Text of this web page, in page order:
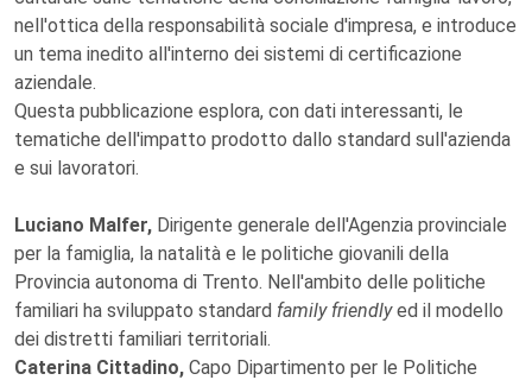
nell'ottica della responsabilità sociale d'impresa, e introduce
un tema inedito all'interno dei sistemi di certificazione
aziendale.
Questa pubblicazione esplora, con dati interessanti, le
tematiche dell'impatto prodotto dallo standard sull'azienda
e sui lavoratori.
Luciano Malfer, Dirigente generale dell'Agenzia provinciale
per la famiglia, la natalità e le politiche giovanili della
Provincia autonoma di Trento. Nell'ambito delle politiche
familiari ha sviluppato standard family friendlyed il modello
dei distretti familiari territoriali.
Caterina Cittadino, Capo Dipartimento per le Politiche